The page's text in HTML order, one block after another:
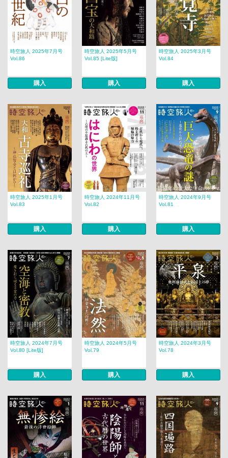
時空旅人 2025年7月号
Vol.86
購入
時空旅人 2025年5月号
Vol.85 [Lite版]
購入
時空旅人 2025年3月号
Vol.84
購入
時空旅人 2025年1月号
Vol.83
購入
時空旅人 2024年11月号
Vol.82
購入
時空旅人 2024年9月号
Vol.81
購入
時空旅人 2024年7月号
Vol.80 [Lite版]
購入
時空旅人 2024年5月号
Vol.79
購入
時空旅人 2024年3月号
Vol.78
購入